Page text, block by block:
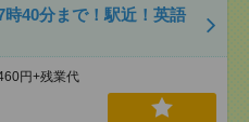
時40分まで！駅近！英語
円+残業代